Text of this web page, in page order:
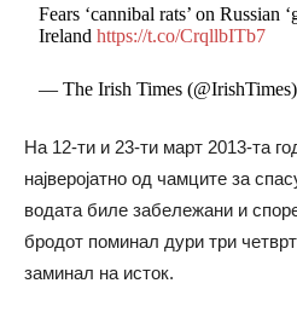
Fears ‘cannibal rats’ on Russian
Irelandhttps://t.co/CrqllbITb7
— The Irish Times
На 12-ти и 23-ти март 2013-та
најверојатно од чамците за
водата биле забележани и
бродот поминал дури три
заминал на исток.